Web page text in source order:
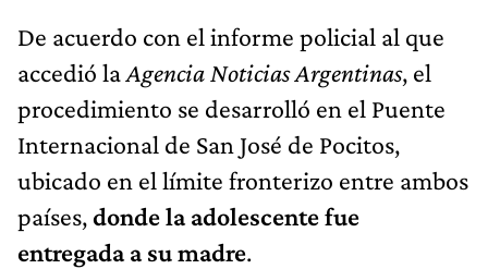
De acuerdo con el informe policial al que
accedió laAgencia Noticias Argentinas, el
procedimiento se desarrolló en el Puente
Internacional de San José de Pocitos,
ubicado en el límite fronterizo entre ambos
países,donde la adolescente fue
entregada a su madre.